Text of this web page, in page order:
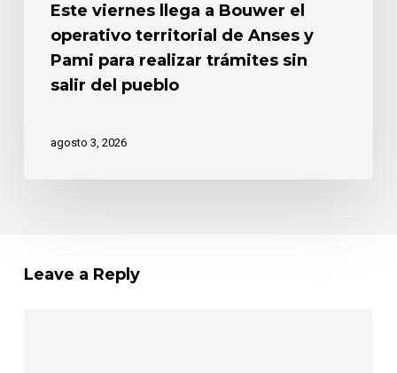
trámitesEste viernes llega a Bouwer el
operativo territorial de Anses y
Pami para realizar trámites sin
salir del pueblo
agosto 3, 2026
Leave a Reply